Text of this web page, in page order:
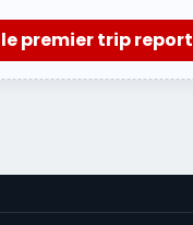
premier trip report